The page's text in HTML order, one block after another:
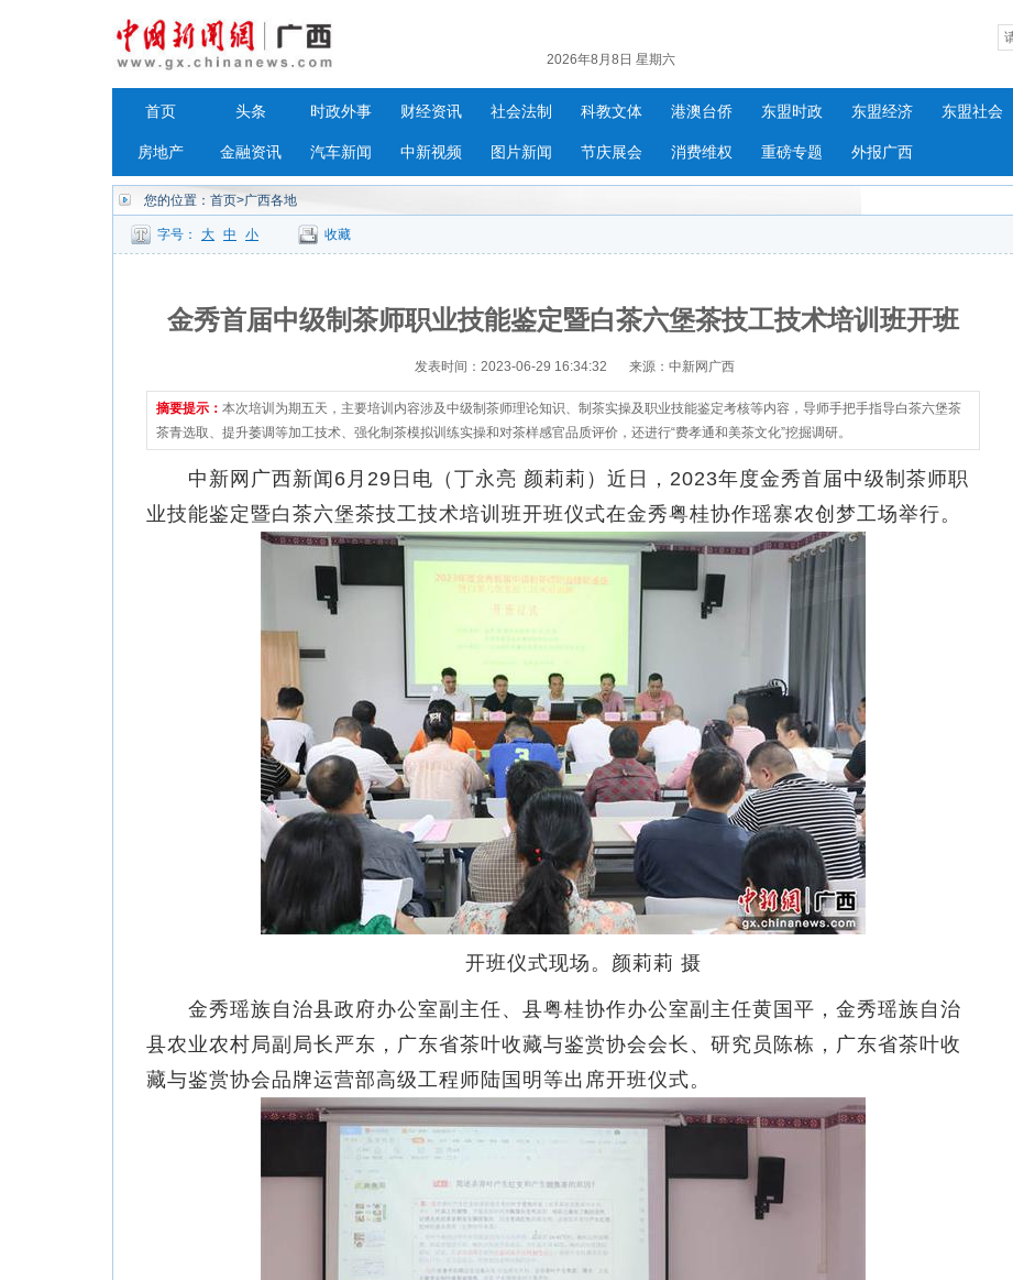
2026年8月8日 星期六
首页 头条 时政外事 财经资讯 社会法制 科教文体 港澳台侨 东盟时政 东盟经济 东盟社会
房地产 金融资讯 汽车新闻 中新视频 图片新闻 节庆展会 消费维权 重磅专题 外报广西
您的位置： 首页>广西各地
字号： 大 中 小 收藏
金秀首届中级制茶师职业技能鉴定暨白茶六堡茶技工技术培训班开班
发表时间：2023-06-29 16:34:32 来源：中新网广西
摘要提示： 本次培训为期五天，主要培训内容涉及中级制茶师理论知识、制茶实操及职业技能鉴定考核等内容，导师手把手指导白茶六堡茶
茶青选取、提升萎调等加工技术、强化制茶模拟训练实操和对茶样感官品质评价，还进行“费孝通和美茶文化”挖掘调研。
中新网广西新闻6月29日电（丁永亮 颜莉莉）近日，2023年度金秀首届中级制茶师职
业技能鉴定暨白茶六堡茶技工技术培训班开班仪式在金秀粤桂协作瑶寨农创梦工场举行。
开班仪式现场。颜莉莉 摄
金秀瑶族自治县政府办公室副主任、县粤桂协作办公室副主任黄国平，金秀瑶族自治
县农业农村局副局长严东，广东省茶叶收藏与鉴赏协会会长、研究员陈栋，广东省茶叶收
藏与鉴赏协会品牌运营部高级工程师陆国明等出席开班仪式。